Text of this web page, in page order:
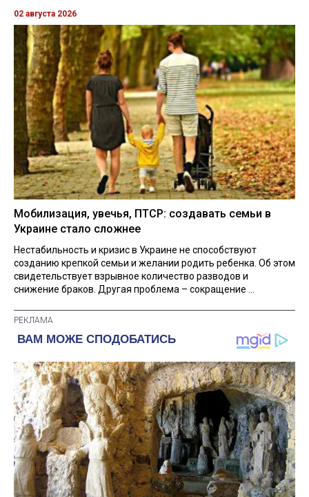
02 августа 2026
Мобилизация, увечья, ПТСР: создавать семьи в
Украине стало сложнее
Нестабильность и кризис в Украине не способствуют
созданию крепкой семьи и желании родить ребенка. Об этом
свидетельствует взрывное количество разводов и
снижение браков. Другая проблема – сокращение ...